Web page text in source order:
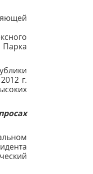
Парка
г.